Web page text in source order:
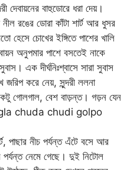
দেবায়নের বাহুডোরে ধরা দেয়।
নীল রঙের ডোরা কাঁটা শার্ট আর ধুসর
হেসে চোখের ইঙ্গিতে পাশের খালি
অনুপমার পাশে বসতেই নাকে
এক দীর্ঘনিঃশ্বাসে সারা সুবাস
করে নেয়, সুন্দরী ললনা
গোলগাল, বেশ বাড়ন্ত। গড়ন যেন
chuda chudi golpo
পাছার নীচ পর্যন্ত এঁটে বসে আর
পর্যন্ত নেমে গেছে। দুই নিটোল